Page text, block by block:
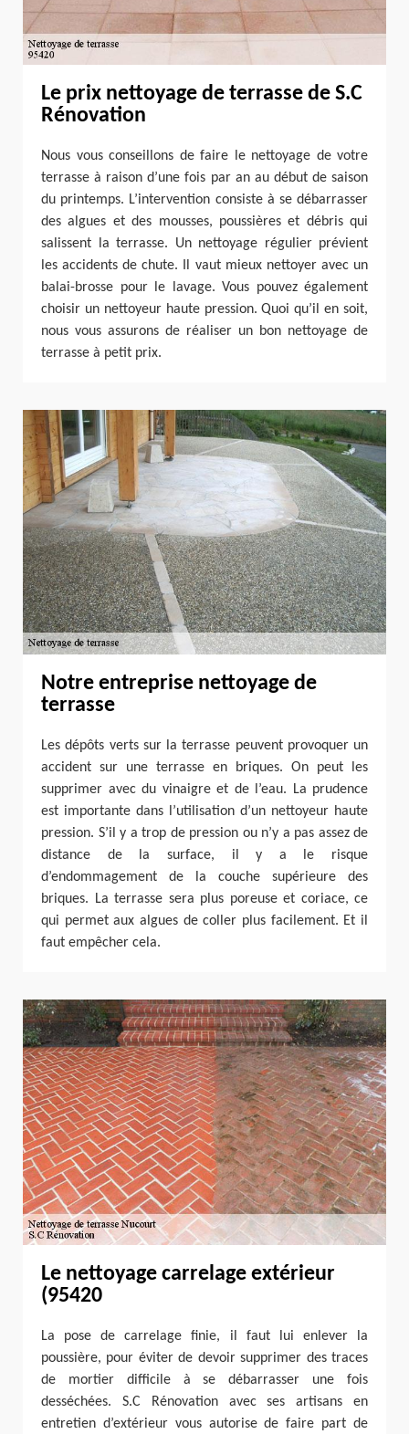
Le prix nettoyage de terrasse de S.C
Rénovation
Nous vous conseillons de faire le nettoyage de votre
terrasse à raison d’une fois par an au début de saison
du printemps. L’intervention consiste à se débarrasser
des algues et des mousses, poussières et débris qui
salissent la terrasse. Un nettoyage régulier prévient
les accidents de chute. Il vaut mieux nettoyer avec un
balai-brosse pour le lavage. Vous pouvez également
choisir un nettoyeur haute pression. Quoi qu’il en soit,
nous vous assurons de réaliser un bon nettoyage de
terrasse à petit prix.
Notre entreprise nettoyage de
terrasse
Les dépôts verts sur la terrasse peuvent provoquer un
accident sur une terrasse en briques. On peut les
supprimer avec du vinaigre et de l’eau. La prudence
est importante dans l’utilisation d’un nettoyeur haute
pression. S’il y a trop de pression ou n’y a pas assez de
distance de la surface, il y a le risque
d’endommagement de la couche supérieure des
briques. La terrasse sera plus poreuse et coriace, ce
qui permet aux algues de coller plus facilement. Et il
faut empêcher cela.
Le nettoyage carrelage extérieur
(95420
La pose de carrelage finie, il faut lui enlever la
poussière, pour éviter de devoir supprimer des traces
de mortier difficile à se débarrasser une fois
desséchées. S.C Rénovation avec ses artisans en
entretien d’extérieur vous autorise de faire part de